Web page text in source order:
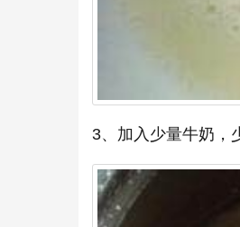
3、加入少量牛奶，